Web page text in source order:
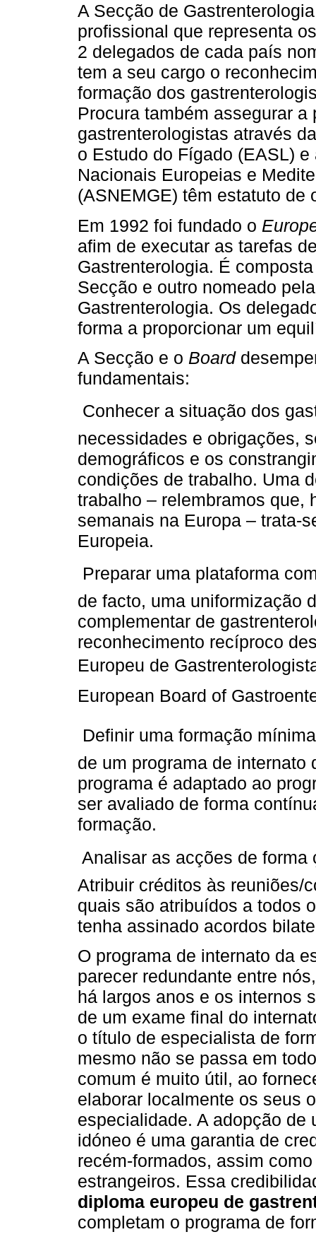
A Secção de
profissional que representa
2 delegados de cada país
tem a seu cargo o
formação dos
Procura também assegurar
gastrenterologistas através
o Estudo do Fígado (EASL)
Nacionais Europeias e
(ASNEMGE) têm estatuto de
Em 1992 foi fundado o
afim de executar as tarefas
Gastrenterologia. É
Secção e outro nomeado
Gastrenterologia. Os
forma a proporcionar um
A Secção e o Board
fundamentais:
 Conhecer a situação dos
necessidades e obrigações,
demográficos e os
condições de trabalho. Uma
trabalho – relembramos que,
semanais na Europa – trata-
Europeia.
 Preparar uma plataforma
de facto, uma uniformização
complementar de
reconhecimento recíproco
Europeu de
European Board of
 Definir uma formação
de um programa de
programa é adaptado ao
ser avaliado de forma
formação.
 Analisar as acções de
Atribuir créditos às reuniões/
quais são atribuídos a todos
tenha assinado acordos
O programa de internato da
parecer redundante entre
há largos anos e os internos
de um exame final do
o título de especialista de
mesmo não se passa em
comum é muito útil, ao
elaborar localmente os seus
especialidade. A adopção de
idóneo é uma garantia de
recém-formados, assim
estrangeiros. Essa
diploma europeu de
completam o programa de